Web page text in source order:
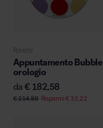
Rexite
Appuntamento Bubble
orologio
da€ 182,58
€214,80 Risparmi€32,22